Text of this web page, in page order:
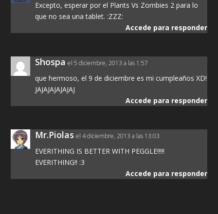
Excepto, esperar por el Plants Vs Zombies 2 para lo
que no sea una tablet. :ZZZ:
Accede para responder
Shospa el 5 diciembre, 2013 a las 1:57
que hermoso, el 9 de diciembre es mi cumpleaños XD!
JAJAJAJAJAJAJ
Accede para responder
Mr.Piolas el 4 diciembre, 2013 a las 13:03
EVERITHING IS BETTER WITH PEGGLE!!!!!
EVERITHING!! :3
Accede para responder